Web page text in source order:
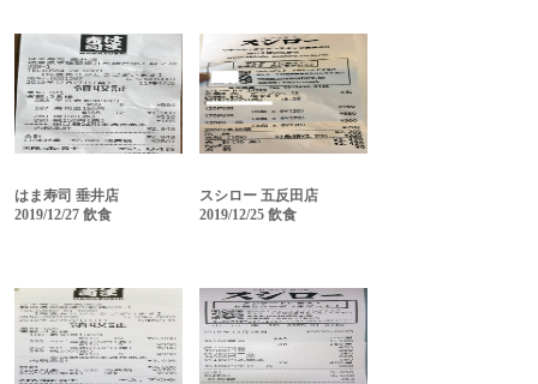
はま寿司 垂井店
2019/12/27 飲食
スシロー 五反田店
2019/12/25 飲食